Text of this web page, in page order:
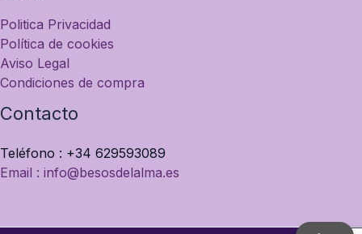
Politica Privacidad
Política de cookies
Aviso Legal
Condiciones de compra
Contacto
Teléfono : +34 629593089
Email : info@besosdelalma.es